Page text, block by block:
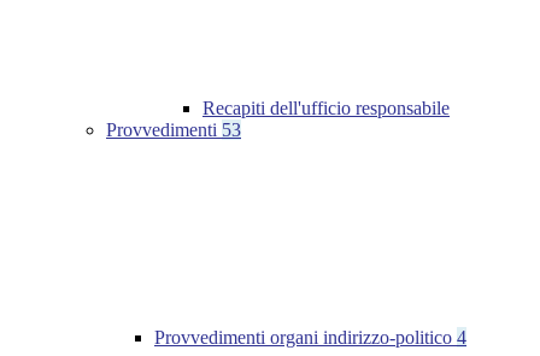
Recapiti dell'ufficio responsabile
Provvedimenti 53
Provvedimenti organi indirizzo-politico 4